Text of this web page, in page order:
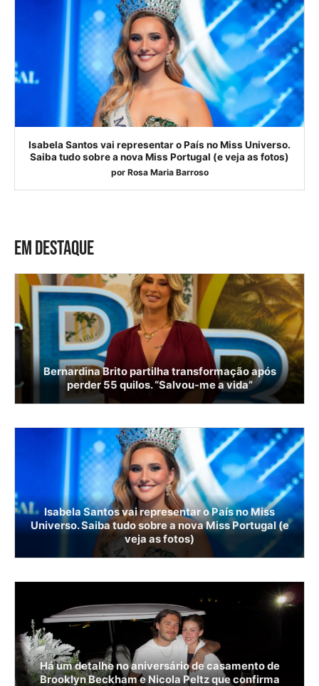
Isabela Santos vai representar o País no Miss Universo.
Saiba tudo sobre a nova Miss Portugal (e veja as fotos)
por Rosa Maria Barroso
EM DESTAQUE
Bernardina Brito partilha transformação após
perder 55 quilos. “Salvou-me a vida”
Isabela Santos vai representar o País no Miss
Universo. Saiba tudo sobre a nova Miss Portugal (e
veja as fotos)
Há um detalhe no aniversário de casamento de
Brooklyn Beckham e Nicola Peltz que confirma